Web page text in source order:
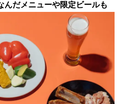
んだメニューや限定ビールも